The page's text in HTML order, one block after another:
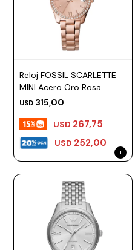
Reloj FOSSIL SCARLETTE
MINI Acero Oro Rosa
Esfera 32mm
USD 315,00
USD 252,00
USD 267,75
Fossil
Skagen
Maserati
Armani
Bolígrafo
Rollerball
mecánico
HIDRATACIÓN
Plastico
Accesorios
ACCESORIOS
Encendedores
Lentes
sol
Ver
OUTLET
BLOG